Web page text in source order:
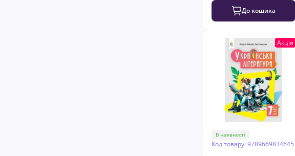
До кошика
Акція
В наявності
Код товару: 9789669834645